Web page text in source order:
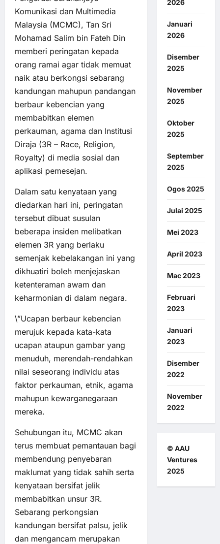
Komunikasi dan Multimedia
Malaysia (MCMC), Tan Sri
Mohamad Salim bin Fateh Din
memberi peringatan kepada
orang ramai agar tidak memuat
naik atau berkongsi sebarang
kandungan mahupun pandangan
berbaur kebencian yang
membabitkan elemen
perkauman, agama dan Institusi
Diraja (3R – Race, Religion,
Royalty) di media sosial dan
aplikasi pemesejan.
Dalam satu kenyataan yang
diedarkan hari ini, peringatan
tersebut dibuat susulan
beberapa insiden melibatkan
elemen 3R yang berlaku
semenjak kebelakangan ini yang
dikhuatiri boleh menjejaskan
ketenteraman awam dan
keharmonian di dalam negara.
\”Ucapan berbaur kebencian
merujuk kepada kata-kata
ucapan ataupun gambar yang
menuduh, merendah-rendahkan
nilai seseorang individu atas
faktor perkauman, etnik, agama
mahupun kewarganegaraan
mereka.
Sehubungan itu, MCMC akan
terus membuat pemantauan bagi
membendung penyebaran
maklumat yang tidak sahih serta
kenyataan bersifat jelik
membabitkan unsur 3R.
Sebarang perkongsian
kandungan bersifat palsu, jelik
dan mengancam merupakan
2026
Januari
2026
Disember
2025
November
2025
Oktober
2025
September
2025
Ogos 2025
Julai 2025
Mei 2023
April 2023
Mac 2023
Februari
2023
Januari
2023
Disember
2022
November
2022
© AAU
Ventures
2025